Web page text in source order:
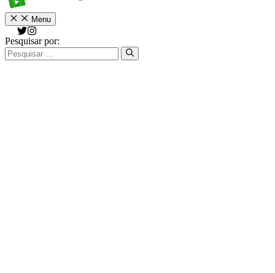
Menu
Pesquisar por: